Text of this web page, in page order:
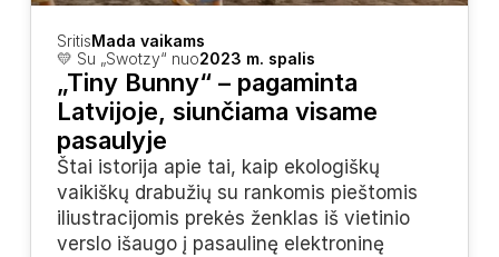
SritisMada vaikams
💛 Su „Swotzy“ nuo2023 m. spalis
„Tiny Bunny“ – pagaminta
Latvijoje, siunčiama visame
pasaulyje
Štai istorija apie tai, kaip ekologiškų
vaikiškų drabužių su rankomis pieštomis
iliustracijomis prekės ženklas iš vietinio
verslo išaugo į pasaulinę elektroninę